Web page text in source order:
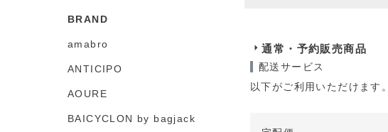
BRAND
amabro
ANTICIPO
AOURE
BAICYCLON by bagjack
通常・予約販売商品
配送サービス
以下がご利用いただけます。